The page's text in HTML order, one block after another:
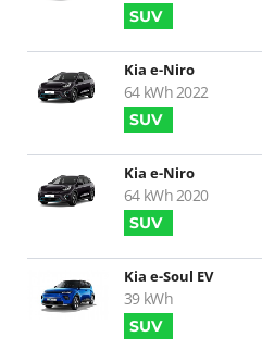
SUV
Kia e-Niro
64 kWh 2022
SUV
Kia e-Niro
64 kWh 2020
SUV
Kia e-Soul EV
39 kWh
SUV